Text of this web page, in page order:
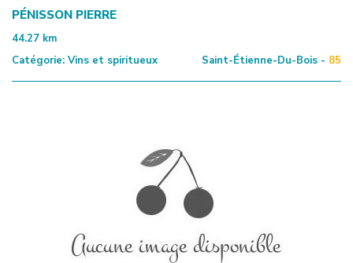
PÉNISSON PIERRE
44.27 km
Catégorie: Vins et spiritueux Saint-Étienne-Du-Bois - 85